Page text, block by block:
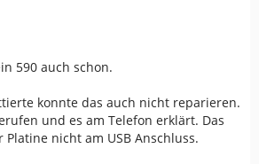
590 auch schon.
konnte das auch nicht reparieren.
und es am Telefon erklärt. Das
nicht am USB Anschluss.